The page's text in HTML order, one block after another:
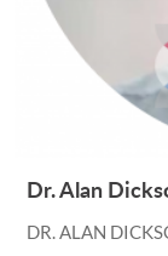
Dr. Alan
DR. ALAN